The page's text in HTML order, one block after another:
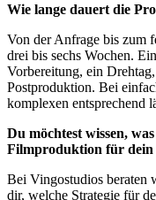
Wie lange dauert die
Von der Anfrage bis zum
drei bis sechs Wochen.
Vorbereitung, ein
Postproduktion. Bei
komplexen entsprechend
Du möchtest wissen,
Filmproduktion für dein
Bei Vingostudios beraten
dir, welche Strategie für